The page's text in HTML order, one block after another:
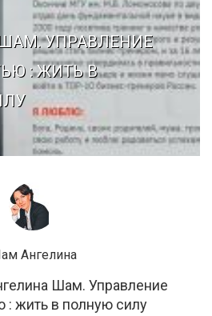
Управление
УПРАВЛЕНИЕ
: ЖИТЬ В
Ангелина
Шам. Управление
: жить в полную силу